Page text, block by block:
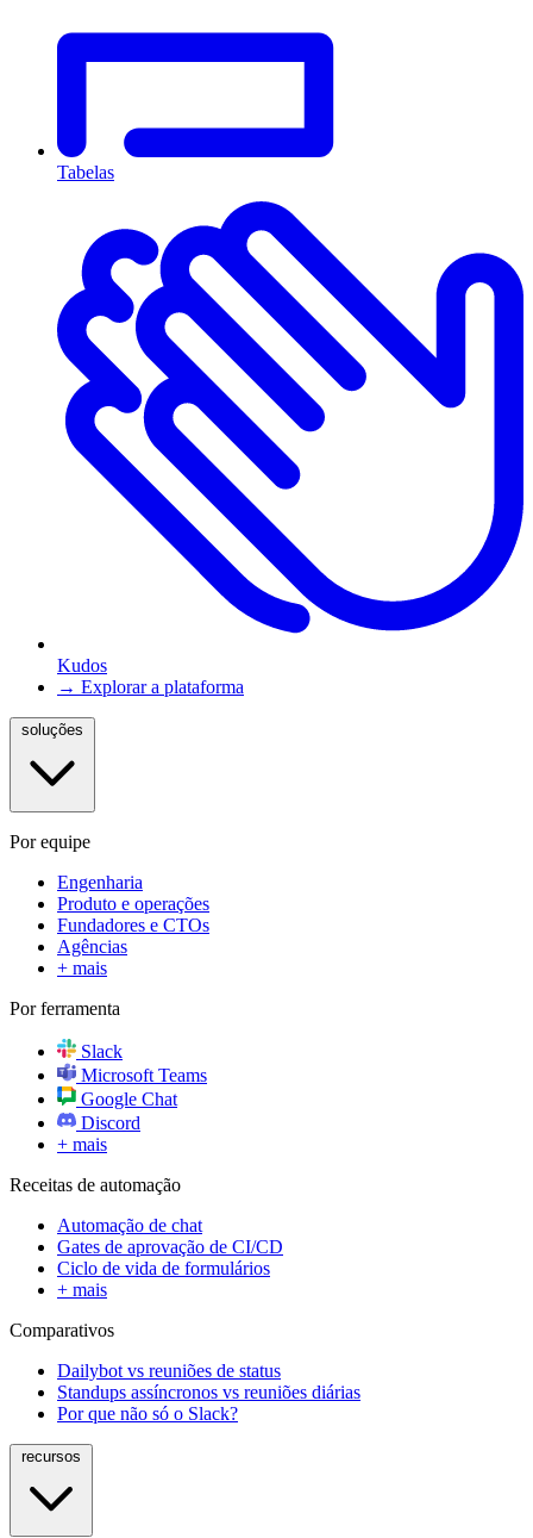
Tabelas
Kudos
→ Explorar a plataforma
Por equipe
Engenharia
Produto e operações
Fundadores e CTOs
Agências
+ mais
Por ferramenta
Slack
Microsoft Teams
Google Chat
Discord
+ mais
Receitas de automação
Automação de chat
Gates de aprovação de CI/CD
Ciclo de vida de formulários
+ mais
Comparativos
Dailybot vs reuniões de status
Standups assíncronos vs reuniões diárias
Por que não só o Slack?